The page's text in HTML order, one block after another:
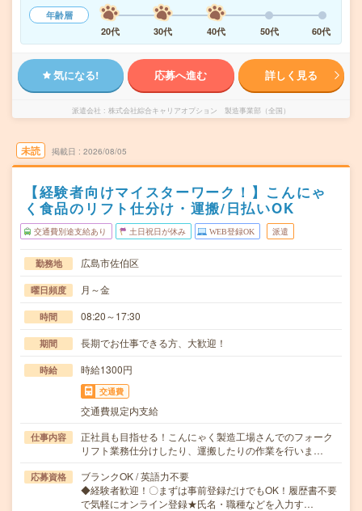
年齢層
20代
30代 40代 50代 60代
気になる! 応募へ進む 詳しく見る
派遣会社 株式会社綜合キャリアオプション 製造事業部（全国）
未読 掲載日 2026/08/05
【経験者向けマイスターワーク！】こんにゃ
く食品のリフト仕分け・運搬/日払いOK
交通費別途支給あり 土日祝日が休み WEB登録OK 派遣
勤務地 広島市佐伯区
曜日頻度 月～金
時間 08:20～17:30
期間 長期でお仕事できる方、大歓迎！
時給 時給1300円
交通費
交通費規定内支給
仕事内容
正社員も目指せる！こんにゃく製造工場さんでのフォーク
リフト業務仕分けしたり、運搬したりの作業を行いま…
応募資格
ブランクOK / 英語力不要
◆経験者歓迎！〇まずは事前登録だけでもOK！履歴書不要
で気軽にオンライン登録★氏名・職種などを入力す…